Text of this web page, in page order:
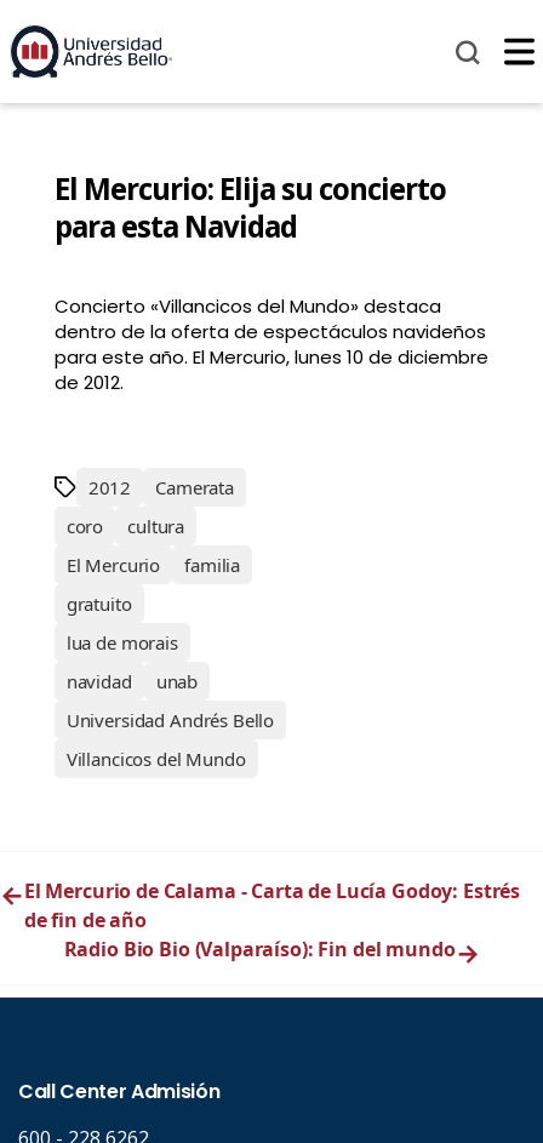
El Mercurio: Elija su concierto
para esta Navidad
Concierto «Villancicos del Mundo» destaca
dentro de la oferta de espectáculos navideños
para este año. El Mercurio, lunes 10 de diciembre
de 2012.
2012
Camerata
coro
cultura
El Mercurio
familia
gratuito
lua de morais
navidad
unab
Universidad Andrés Bello
Villancicos del Mundo
←El Mercurio de Calama - Carta de Lucía Godoy: Estrés
de fin de año
Radio Bio Bio (Valparaíso): Fin del mundo→